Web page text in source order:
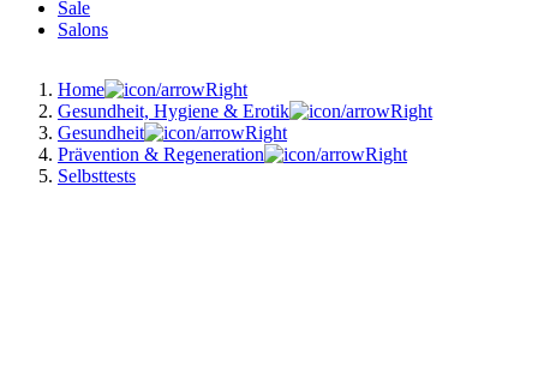
Sale
Salons
Home
Gesundheit, Hygiene & Erotik
Gesundheit
Prävention & Regeneration
Selbsttests